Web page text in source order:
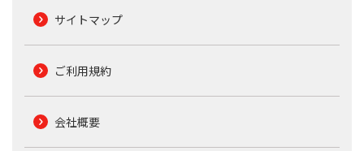
サイトマップ
ご利用規約
会社概要